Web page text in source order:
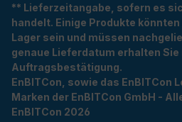
** Lieferzeitangabe, sofern es
handelt. Einige Produkte
Lager sein und müssen
genaue Lieferdatum erhalten
Auftragsbestätigung.
EnBITCon, sowie das EnBITCon
Marken der EnBITCon GmbH -
EnBITCon 2026